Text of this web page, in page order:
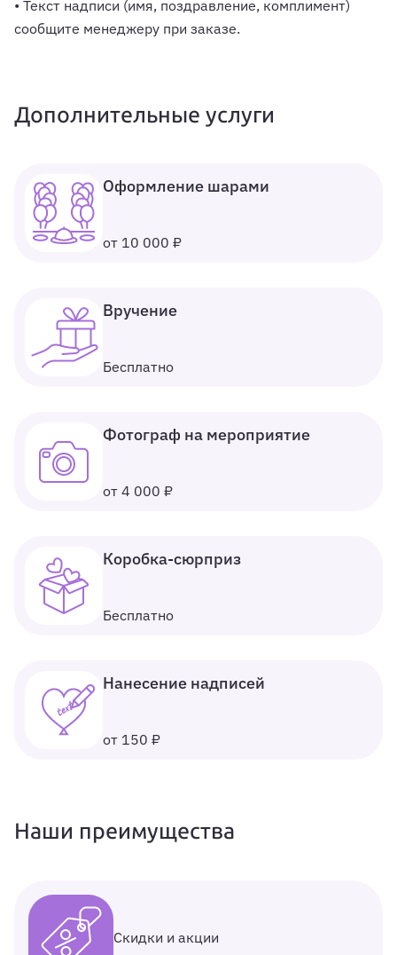
• Текст надписи (имя, поздравление, комплимент)
сообщите менеджеру при заказе.
Дополнительные услуги
Оформление шарами
от 10 000 ₽
Вручение
Бесплатно
Фотограф на мероприятие
от 4 000 ₽
Коробка-сюрприз
Бесплатно
Нанесение надписей
от 150 ₽
Наши преимущества
Скидки и акции